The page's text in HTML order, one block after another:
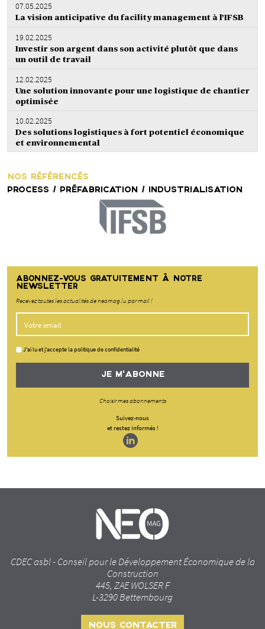
07.05.2025
La vision anticipative du facility management à l’IFSB
19.02.2025
Investir son argent dans son activité plutôt que dans
un outil de travail
12.02.2025
Une solution innovante pour une logistique de chantier
optimisée
10.02.2025
Des solutions logistiques à fort potentiel économique
et environnemental
NOS RÉFÉRENCÉS
PROCESS / PRÉFABRICATION / INDUSTRIALISATION
ABONNEZ-VOUS GRATUITEMENT À NOTRE
NEWSLETTER
Recevez toutes les actualités de neomag.lu par mail !
J'ai lu et j'accepte la politique de confidentialité
JE M'ABONNE
Choisir mes abonnements
Suivez-nous
et restez informés !
CDEC asbl - Conseil pour le Développement Économique de la
Construction
445, ZAE WOLSER F
L-3290 Bettembourg
NOUS CONTACTER